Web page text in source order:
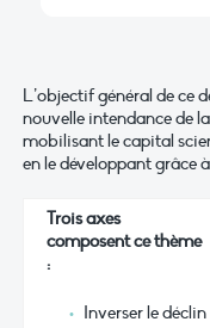
L’objectif général de ce
nouvelle intendance de
mobilisant le capital
en le développant grâce
Trois axes
composent ce thème
:
Inverser le déclin